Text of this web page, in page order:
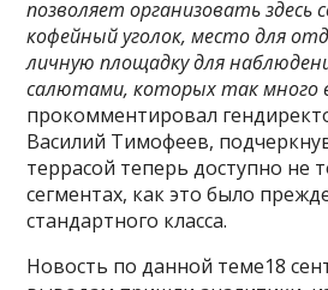
позволяет организовать здесь
кофейный уголок, место для
личную площадку для
салютами, которых так много
прокомментировал
Василий Тимофеев,
террасой теперь доступно не
сегментах, как это было
стандартного класса.
Новость по данной теме18